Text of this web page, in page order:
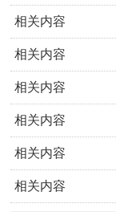
《贵德县小型农
解读
相关内容
《贵德县农村公
相关内容
《贵德县农村牧
相关内容
《青海省取水许
相关内容
《青海省医疗纠
相关内容
《贵德县农业水
相关内容